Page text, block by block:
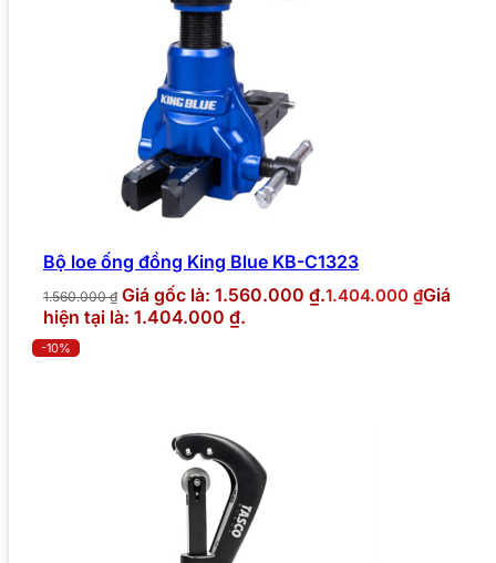
Bộ loe ống đồng King Blue KB-C1323
1.560.000₫ Giá gốc là: 1.560.000 ₫.1.404.000 ₫Giá
hiện tại là: 1.404.000 ₫.
-10%